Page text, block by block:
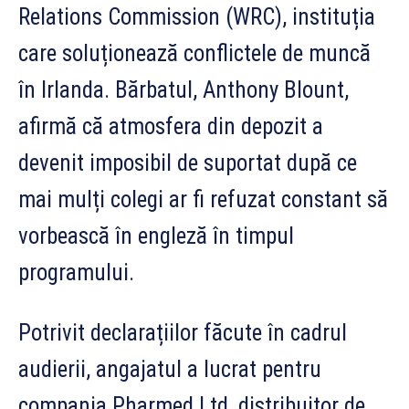
Relations Commission (WRC), instituția
care soluționează conflictele de muncă
în Irlanda. Bărbatul, Anthony Blount,
afirmă că atmosfera din depozit a
devenit imposibil de suportat după ce
mai mulți colegi ar fi refuzat constant să
vorbească în engleză în timpul
programului.
Potrivit declarațiilor făcute în cadrul
audierii, angajatul a lucrat pentru